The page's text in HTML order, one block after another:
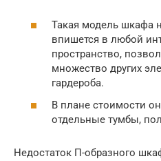
Такая модель шкафа
впишется в любой
пространство,
множество других
гардероба.
В плане стоимости
отдельные тумбы,
Недостаток П-образного